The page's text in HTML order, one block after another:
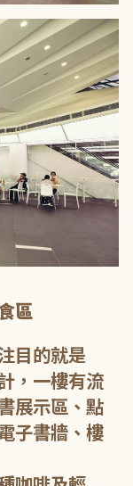
區
目的就是
，一樓有流
展示區、點
子書牆、樓